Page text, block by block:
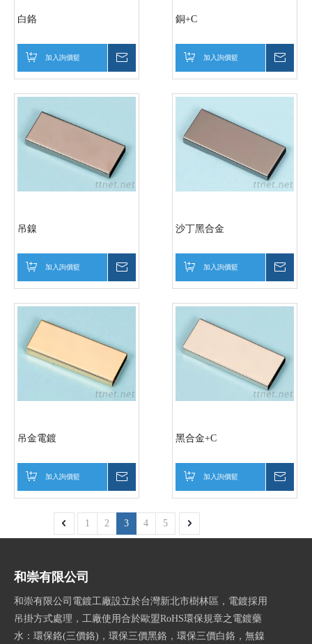
白鉻
加入詢價籃
銅+C
加入詢價籃
吊鎳
加入詢價籃
沙丁黑合金
加入詢價籃
吊金電鍍
加入詢價籃
黑合金+C
加入詢價籃
1 2 3 4 5
和崇有限公司
和崇有限公司電鍍工廠設立於台灣新北市樹林區，電鍍採用
吊掛方式處理，工廠使用合於歐盟RoHS環保規章之電鍍藥
水：環保鉻(三價鉻)，環保三價黑鉻，環保三價白鉻，無鎳